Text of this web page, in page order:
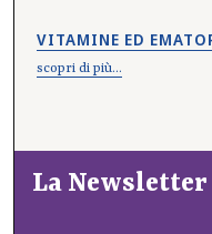
VITAMINE ED
scopri di più...
La